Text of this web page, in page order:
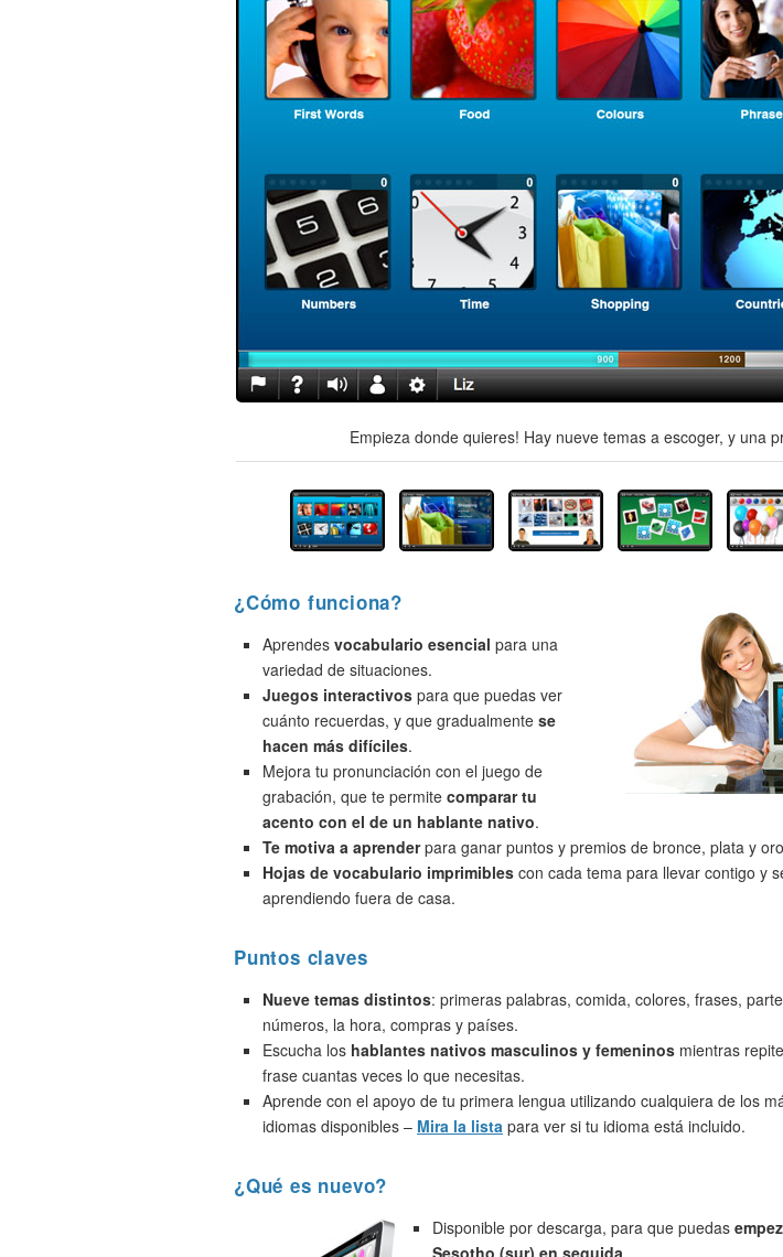
Empieza donde quieres! Hay nueve temas a escoger, y una
¿Cómo funciona?
Aprendes vocabulario esencial para una
variedad de situaciones.
Juegos interactivos para que puedas ver
cuánto recuerdas, y que gradualmente se
hacen más difíciles.
Mejora tu pronunciación con el juego de
grabación, que te permite comparar tu
acento con el de un hablante nativo.
Te motiva a aprenderpara ganar puntos y premios de bronce, plata y
Hojas de vocabulario imprimibles con cada tema para llevar contigo y
aprendiendo fuera de casa.
Puntos claves
Nueve temas distintos: primeras palabras, comida, colores, frases,
números, la hora, compras y países.
Escucha los hablantes nativos masculinos y femeninos mientras
frase cuantas veces lo que necesitas.
Aprende con el apoyo de tu primera lengua utilizando cualquiera de los
idiomas disponibles – Mira la lista para ver si tu idioma está incluido.
¿Qué es nuevo?
Disponible por descarga, para que puedas
Sesotho (sur) en seguida